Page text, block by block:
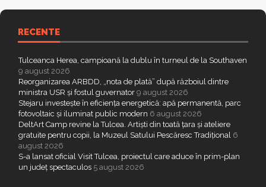
RECENTE
Tulceanca Herea, campioană la dublu în turneul de la Southaven
9 august 2026
Reorganizarea ARBDD, „nota de plată” după războiul dintre
ministra USR și fostul guvernator 9 august 2026
Stejaru investește în eficiența energetică: apă permanentă, parc
fotovoltaic și iluminat public modern 6 august 2026
DeltArt Camp revine la Tulcea. Artiști din toată țara și ateliere
gratuite pentru copii, la Muzeul Satului Pescăresc Tradițional 6
august 2026
S-a lansat oficial Visit Tulcea, proiectul care aduce în prim-plan
un județ spectaculos 5 august 2026